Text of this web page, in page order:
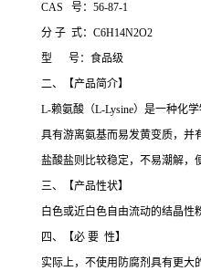
CAS 号：56-87-1
分 子 式：C6H14N2O2
型 号：食品级
二、【产品简介】
L-赖氨酸（L-Lysine）是一种化
具有游离氨基而易发黄变质，并
盐酸盐则比较稳定，不易潮解，
三、【产品性状】
白色或近白色自由流动的结晶性
四、【必 要 性】
实际上，不使用防腐剂具有更大